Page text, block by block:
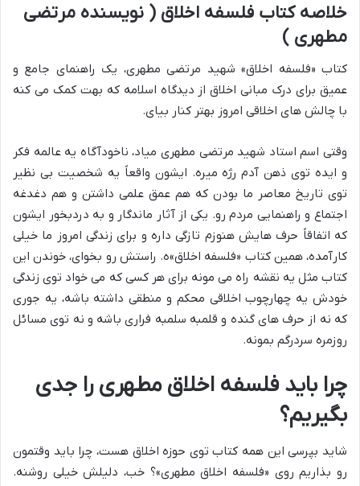
خلاصه کتاب فلسفه اخلاق ( نویسنده مرتضی
مطهری )
کتاب «فلسفه اخلاق» شهید مرتضی مطهری، یک راهنمای جامع و
عمیق برای درک مبانی اخلاق از دیدگاه اسلامه که بهت کمک می کنه
با چالش های اخلاقی امروز بهتر کنار بیای.
وقتی اسم استاد شهید مرتضی مطهری میاد، ناخودآگاه یه عالمه فکر
و ایده توی ذهن آدم رژه میره. ایشون واقعاً یه شخصیت بی نظیر
توی تاریخ معاصر ما بودن که هم عمق علمی داشتن و هم دغدغه
اجتماع و راهنمایی مردم رو. یکی از آثار ماندگار و به دردبخور ایشون
که اتفاقاً حرف هایش هنوزم تازگی داره و برای زندگی امروز ما خیلی
کارآمده، همین کتاب «فلسفه اخلاق»ه. راستش رو بخوای، خوندن این
کتاب مثل یه نقشه راه می مونه برای هر کسی که می خواد توی زندگی
خودش یه چهارچوب اخلاقی محکم و منطقی داشته باشه، یه جوری
که نه از حرف های گنده و قلمبه سلمبه فراری باشه و نه توی مسائل
روزمره سردرگم بمونه.
چرا باید فلسفه اخلاق مطهری را جدی
بگیریم؟
شاید بپرسی این همه کتاب توی حوزه اخلاق هست، چرا باید وقتمون
رو بذاریم روی «فلسفه اخلاق مطهری»؟ خب، دلیلش خیلی روشنه.